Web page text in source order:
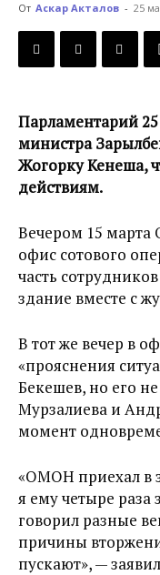
От Аскар Акталов - 25
Парламентарий 25
министра
Жогорку Кенеша,
действиям.
Вечером 15
офис сотового
часть
здание вместе с
В тот же вечер в
«прояснения
Бекешев, но его
Мурзалиева и
момент
«ОМОН приехал в
я ему четыре
говорил разные
причины
пускают», —